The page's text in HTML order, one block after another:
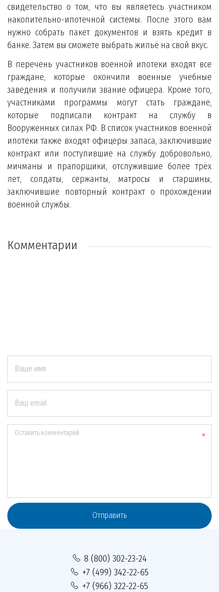
свидетельство о том, что вы являетесь участником
накопительно-ипотечной системы. После этого вам
нужно собрать пакет документов и взять кредит в
банке. Затем вы сможете выбрать жильё на свой вкус.
В перечень участников военной ипотеки входят все
граждане, которые окончили военные учебные
заведения и получили звание офицера. Кроме того,
участниками программы могут стать граждане,
которые подписали контракт на службу в
Вооруженных силах РФ. В список участников военной
ипотеки также входят офицеры запаса, заключившие
контракт или поступившие на службу добровольно,
мичманы и прапорщики, отслужившие более трёх
лет, солдаты, сержанты, матросы и старшины,
заключившие повторный контракт о прохождении
военной службы.
Комментарии
Ваше имя
Ваш email
Оставить комментарий
Отправить
8 (800) 302-23-24
+7 (499) 342-22-65
+7 (966) 322-22-65